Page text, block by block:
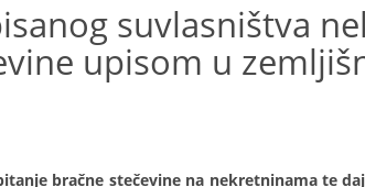
suvlasništva
upisom u
bračne stečevine na nekretninama te